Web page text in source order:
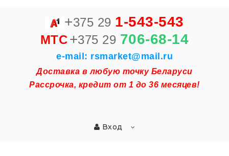
+375 29 1-543-543
MTC+375 29 706-68-14
e-mail: rsmarket@mail.ru
Доставка в любую точку Беларуси
Рассрочка, кредит от 1 до 36 месяцев!
Вход